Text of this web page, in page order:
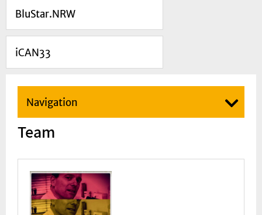
BluStar.NRW
iCAN33
Navigation
Team